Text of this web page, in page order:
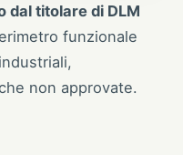
dal titolare di DLM
funzionale
non approvate.